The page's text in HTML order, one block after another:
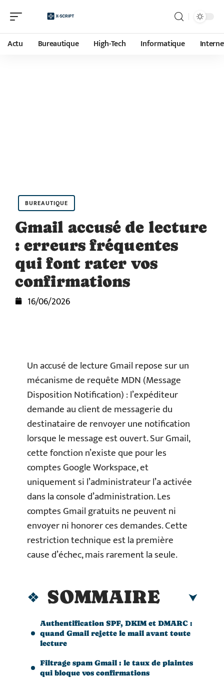
Actu Bureautique High-Tech Informatique
BUREAUTIQUE
Gmail accusé de lecture
: erreurs fréquentes
qui font rater vos
confirmations
16/06/2026
Un accusé de lecture Gmail repose sur un
mécanisme de requête MDN (Message
Disposition Notification) : l’expéditeur
demande au client de messagerie du
destinataire de renvoyer une notification
lorsque le message est ouvert. Sur Gmail,
cette fonction n’existe que pour les
comptes Google Workspace, et
uniquement si l’administrateur l’a activée
dans la console d’administration. Les
comptes Gmail gratuits ne peuvent ni
envoyer ni honorer ces demandes. Cette
restriction technique est la première
cause d’échec, mais rarement la seule.
SOMMAIRE
Authentification SPF, DKIM et DMARC :
quand Gmail rejette le mail avant toute
lecture
Filtrage spam Gmail : le taux de plaintes
qui bloque vos confirmations